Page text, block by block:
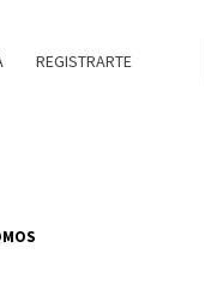
REGISTRARTE